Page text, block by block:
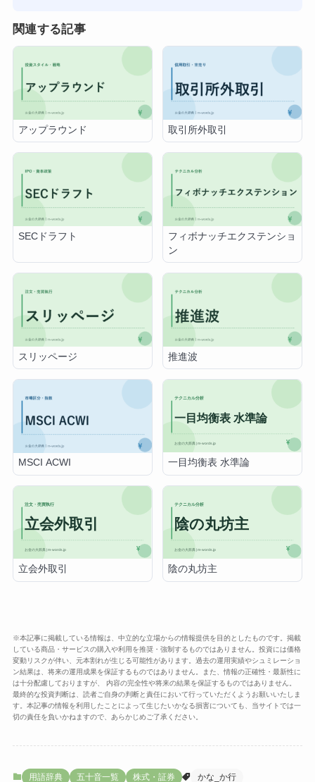
関連する記事
アップラウンド 取引所外取引
SECドラフト
フィボナッチエクステンショ
ン
スリッページ 推進波
MSCI ACWI 一目均衡表 水準論
立会外取引 陰の丸坊主
※本記事に掲載している情報は、中立的な立場からの情報提供を目的としたものです。掲載
している商品・サービスの購入や利用を推奨・強制するものではありません。投資には価格
変動リスクが伴い、元本割れが生じる可能性があります。過去の運用実績やシュミレーショ
ン結果は、将来の運用成果を保証するものではありません。また、情報の正確性・最新性に
は十分配慮しておりますが、 内容の完全性や将来の結果を保証するものではありません。
最終的な投資判断は、読者ご自身の判断と責任において行っていただくようお願いいたしま
す。本記事の情報を利用したことによって生じたいかなる損害についても、当サイトでは一
切の責任を負いかねますので、あらかじめご了承ください。
用語辞典 五十音一覧 株式・証券 かな_か行